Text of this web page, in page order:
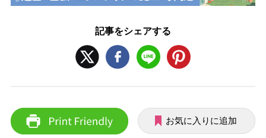
記事をシェアする
お気に入りに追加